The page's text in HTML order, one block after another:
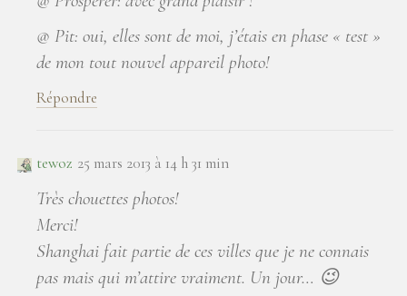
@ Pit: oui, elles sont de moi, j’étais en phase « test »
de mon tout nouvel appareil photo!
Répondre
tewoz 25 mars 2013 à 14 h 31 min
Très chouettes photos!
Merci!
Shanghai fait partie de ces villes que je ne connais
pas mais qui m’attire vraiment. Un jour… 😉